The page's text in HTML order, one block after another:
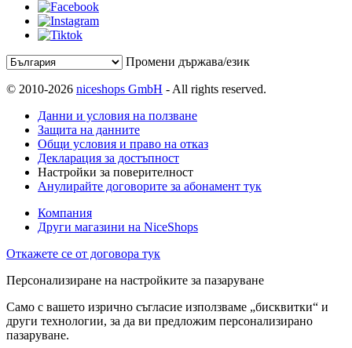
Промени държава/език
© 2010-2026 niceshops GmbH - All rights reserved.
Данни и условия на ползване
Защита на данните
Общи условия и право на отказ
Декларация за достъпност
Настройки за поверителност
Анулирайте договорите за абонамент тук
Компания
Други магазини на NiceShops
Откажете се от договора тук
Персонализиране на настройките за пазаруване
Само с вашето изрично съгласие използваме „бисквитки“ и
други технологии, за да ви предложим персонализирано
пазаруване.